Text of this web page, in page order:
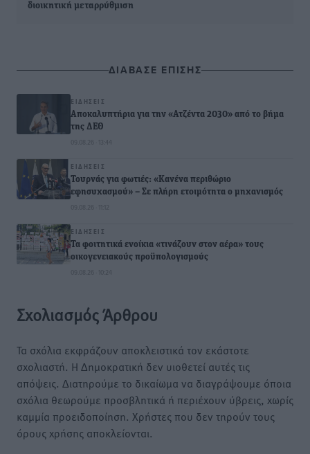
διοικητική μεταρρύθμιση
ΔΙΑΒΑΣΕ ΕΠΙΣΗΣ
ΕΙΔΉΣΕΙΣ
Αποκαλυπτήρια για την «Ατζέντα 2030» από το βήμα
της ΔΕΘ
09.08.26 · 13:44
ΕΙΔΉΣΕΙΣ
Τουρνάς για φωτιές: «Κανένα περιθώριο
εφησυχασμού» – Σε πλήρη ετοιμότητα ο μηχανισμός
09.08.26 · 11:12
ΕΙΔΉΣΕΙΣ
Τα φοιτητικά ενοίκια «τινάζουν στον αέρα» τους
οικογενειακούς προϋπολογισμούς
09.08.26 · 10:24
Σχολιασμός Άρθρου
Τα σχόλια εκφράζουν αποκλειστικά τον εκάστοτε
σχολιαστή. Η Δημοκρατική δεν υιοθετεί αυτές τις
απόψεις. Διατηρούμε το δικαίωμα να διαγράψουμε όποια
σχόλια θεωρούμε προσβλητικά ή περιέχουν ύβρεις, χωρίς
καμμία προειδοποίηση. Χρήστες που δεν τηρούν τους
όρους χρήσης αποκλείονται.